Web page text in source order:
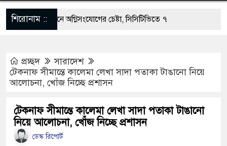
শিরোনাম ::
বাসভবনে অগ্নিসংযোগের চেষ্টা, সিসিটিভিতে ৭
ছাড়াই মার্কিন ঘাঁটিতে নিখুঁত হামলা চালান ইরানি
১০০ পরিবারকে নতুন ঘর দেবেন প্রধানমন্ত্রী
ছবি তুলে লন্ডনে বয়ফ্রেন্ডের কাছে পাঠাতেন
প্রচ্ছদ
সারাদেশ
টেকনাফ সীমান্তে কালেমা লেখা সাদা পতাকা টাঙানো নিয়ে
আলোচনা, খোঁজ নিচ্ছে প্রশাসন
টেকনাফ সীমান্তে কালেমা লেখা সাদা পতাকা টাঙানো
নিয়ে আলোচনা, খোঁজ নিচ্ছে প্রশাসন
ডেস্ক রিপোর্ট